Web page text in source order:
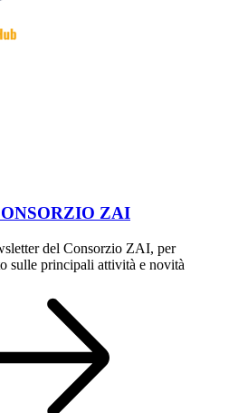
ZAI
del Consorzio ZAI, per
sulle principali attività e novità